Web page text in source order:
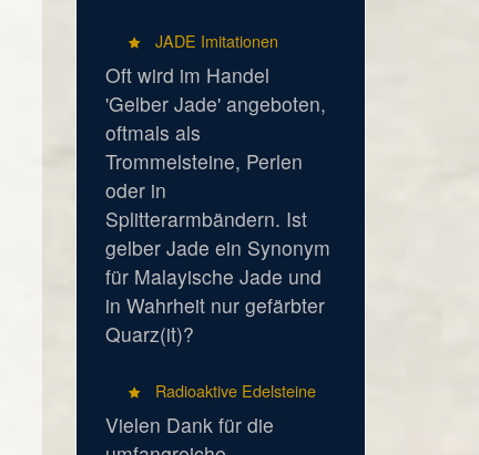
JADE Imitationen
Oft wird im Handel
'Gelber Jade' angeboten,
oftmals als
Trommelsteine, Perlen
oder in
Splitterarmbändern. Ist
gelber Jade ein Synonym
für Malayische Jade und
in Wahrheit nur gefärbter
Quarz(it)?
Radioaktive Edelsteine
Vielen Dank für die